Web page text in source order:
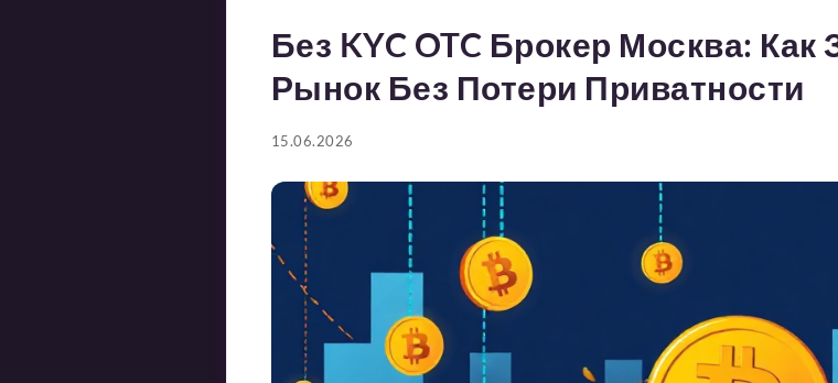
Без KYC OTC Брокер Москва: Как
Рынок Без Потери Приватности
15.06.2026